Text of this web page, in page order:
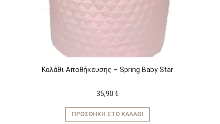
Καλάθι Αποθήκευσης – Spring Baby Star
35,90 €
ΠΡΟΣΘΉΚΗ ΣΤΟ ΚΑΛΆΘΙ